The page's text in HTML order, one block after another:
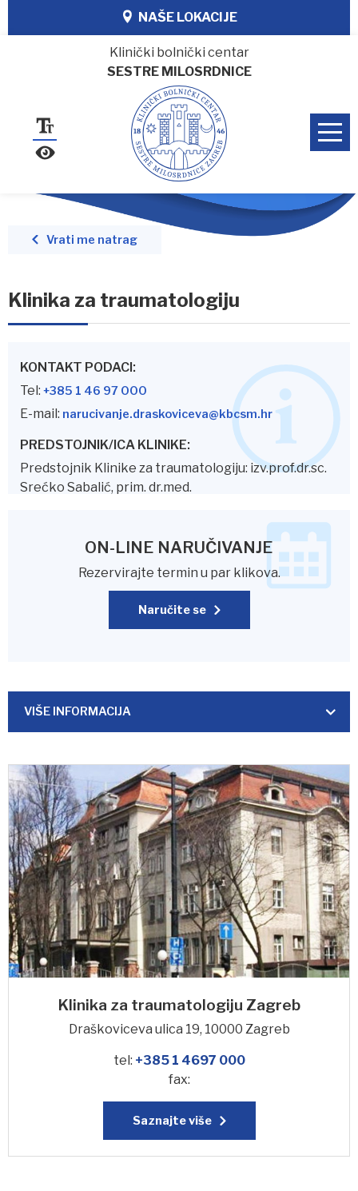
NAŠE LOKACIJE
Klinički bolnički centar
SESTRE MILOSRDNICE
Vrati me natrag
Klinika za traumatologiju
KONTAKT PODACI:
Tel: +385 1 46 97 000
E-mail: narucivanje.draskoviceva@kbcsm.hr
PREDSTOJNIK/ICA KLINIKE:
Predstojnik Klinike za traumatologiju: izv.prof.dr.sc.
Srećko Sabalić, prim. dr.med.
ON-LINE NARUČIVANJE
Rezervirajte termin u par klikova.
Naručite se
VIŠE INFORMACIJA
Klinika za traumatologiju Zagreb
Draškoviceva ulica 19, 10000 Zagreb
tel: +385 1 4697 000
fax:
Saznajte više